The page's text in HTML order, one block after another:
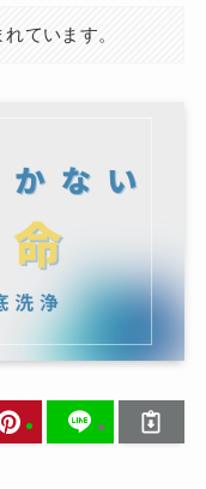
ています。